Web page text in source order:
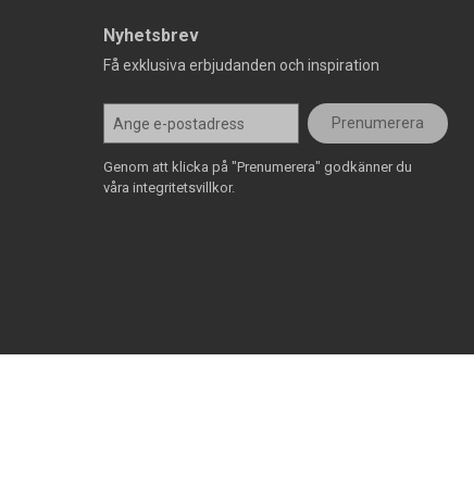
Nyhetsbrev
Få exklusiva erbjudanden och inspiration
Prenumerera
Genom att klicka på "Prenumerera" godkänner du
våra integritetsvillkor.